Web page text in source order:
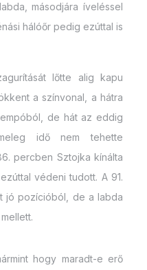
másodjára íveléssel
hálóőr pedig ezúttal is
lőtte alig kapu
a színvonal, a hátra
de hát az eddig
idő nem tehette
percben Sztojka kínálta
védeni tudott. A 91.
jó pozícióból, de a labda
hogy maradt-e erő